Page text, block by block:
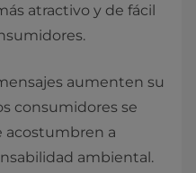
atractivo y de fácil
aumenten su
consumidores se
acostumbren a
ambiental.